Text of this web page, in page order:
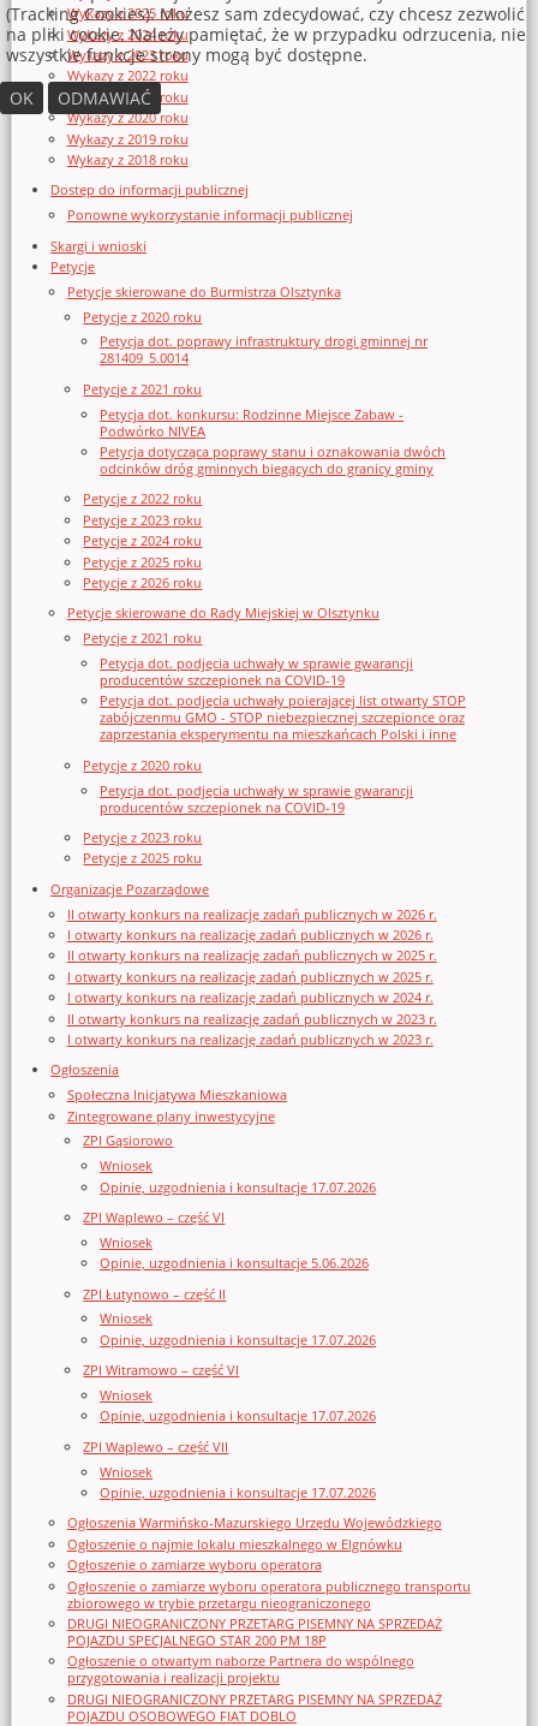
Wykazy z 2025 roku
Wykazy z 2024 roku
Wykazy z 2023 roku
Wykazy z 2022 roku
Wykazy z 2021 roku
Wykazy z 2020 roku
Wykazy z 2019 roku
Wykazy z 2018 roku
Dostęp do informacji publicznej
Ponowne wykorzystanie informacji publicznej
Skargi i wnioski
Petycje
Petycje skierowane do Burmistrza Olsztynka
Petycje z 2020 roku
Petycja dot. poprawy infrastruktury drogi gminnej nr
281409_5.0014
Petycje z 2021 roku
Petycja dot. konkursu: Rodzinne Miejsce Zabaw -
Podwórko NIVEA
Petycja dotycząca poprawy stanu i oznakowania dwóch
odcinków dróg gminnych biegących do granicy gminy
Petycje z 2022 roku
Petycje z 2023 roku
Petycje z 2024 roku
Petycje z 2025 roku
Petycje z 2026 roku
Petycje skierowane do Rady Miejskiej w Olsztynku
Petycje z 2021 roku
Petycja dot. podjęcia uchwały w sprawie gwarancji
producentów szczepionek na COVID-19
Petycja dot. podjęcia uchwały poierającej list otwarty STOP
zabójczenmu GMO - STOP niebezpiecznej szczepionce oraz
zaprzestania eksperymentu na mieszkańcach Polski i inne
Petycje z 2020 roku
Petycja dot. podjęcia uchwały w sprawie gwarancji
producentów szczepionek na COVID-19
Petycje z 2023 roku
Petycje z 2025 roku
Organizacje Pozarządowe
II otwarty konkurs na realizację zadań publicznych w 2026 r.
I otwarty konkurs na realizację zadań publicznych w 2026 r.
II otwarty konkurs na realizację zadań publicznych w 2025 r.
I otwarty konkurs na realizację zadań publicznych w 2025 r.
I otwarty konkurs na realizację zadań publicznych w 2024 r.
II otwarty konkurs na realizację zadań publicznych w 2023 r.
I otwarty konkurs na realizację zadań publicznych w 2023 r.
Ogłoszenia
Społeczna Inicjatywa Mieszkaniowa
Zintegrowane plany inwestycyjne
ZPI Gąsiorowo
Wniosek
Opinie, uzgodnienia i konsultacje 17.07.2026
ZPI Waplewo – część VI
Wniosek
Opinie, uzgodnienia i konsultacje 5.06.2026
ZPI Łutynowo – część II
Wniosek
Opinie, uzgodnienia i konsultacje 17.07.2026
ZPI Witramowo – część VI
Wniosek
Opinie, uzgodnienia i konsultacje 17.07.2026
ZPI Waplewo – część VII
Wniosek
Opinie, uzgodnienia i konsultacje 17.07.2026
Ogłoszenia Warmińsko-Mazurskiego Urzędu Wojewódzkiego
Ogłoszenie o najmie lokalu mieszkalnego w Elgnówku
Ogłoszenie o zamiarze wyboru operatora
Ogłoszenie o zamiarze wyboru operatora publicznego transportu
zbiorowego w trybie przetargu nieograniczonego
DRUGI NIEOGRANICZONY PRZETARG PISEMNY NA SPRZEDAŻ
POJAZDU SPECJALNEGO STAR 200 PM 18P
Ogłoszenie o otwartym naborze Partnera do wspólnego
przygotowania i realizacji projektu
DRUGI NIEOGRANICZONY PRZETARG PISEMNY NA SPRZEDAŻ
POJAZDU OSOBOWEGO FIAT DOBLO
(Tracking Cookies). Możesz sam zdecydować, czy chcesz zezwolić
na pliki cookie. Należy pamiętać, że w przypadku odrzucenia, nie
wszystkie funkcje strony mogą być dostępne.
OK
ODMAWIAĆ